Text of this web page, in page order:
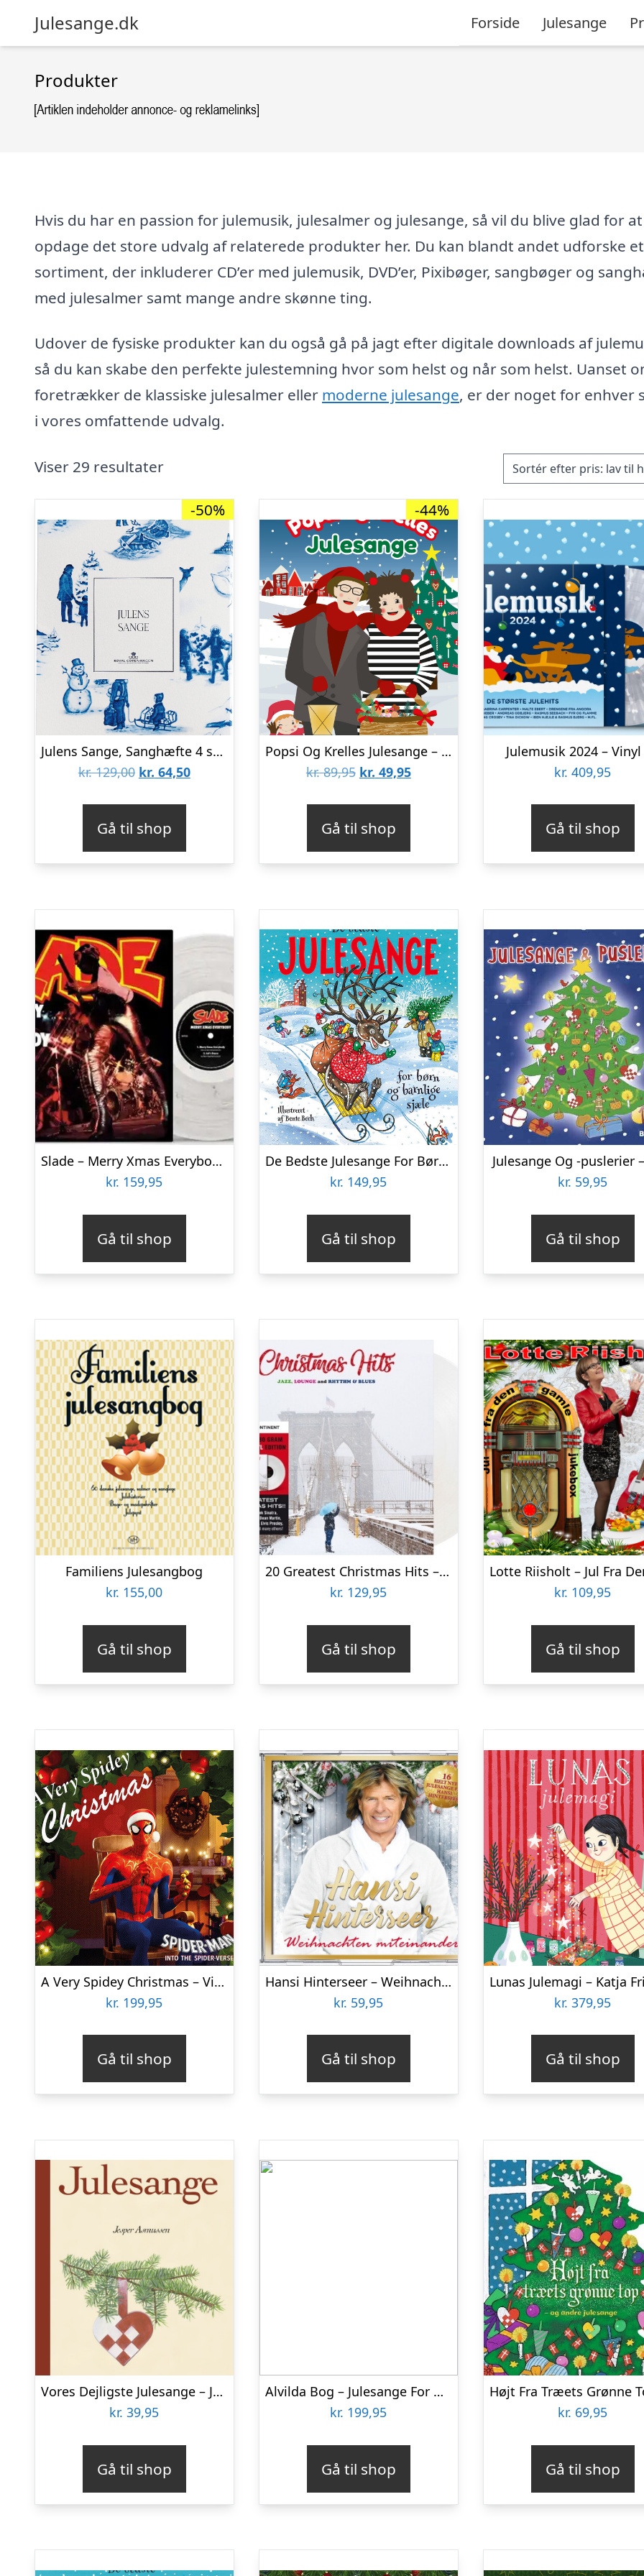
Julesange.dk Forside Julesange
Produkter
Hvis du har en passion for julemusik, julesalmer og julesange, så vil du blive glad for at
opdage det store udvalg af relaterede produkter her. Du kan blandt andet udforske et
sortiment, der inkluderer CD’er med julemusik, DVD’er, Pixibøger, sangbøger og
med julesalmer samt mange andre skønne ting.
Udover de fysiske produkter kan du også gå på jagt efter digitale downloads af
så du kan skabe den perfekte julestemning hvor som helst og når som helst. Uanset
foretrækker de klassiske julesalmer eller moderne julesange, er der noget for enhver
i vores omfattende udvalg.
Viser 29 resultater
-50%
Julens Sange, Sanghæfte 4 stk.
kr.129,00 Den
var:
kr. 129,00.
kr. 64,50Den
kr. 64,50.
Gå til shop
-44%
Popsi Og Krelles Julesange – Bog
kr.89,95 Den
var:
kr. 89,95.
kr. 49,95Den
kr. 49,95.
Gå til shop
Julemusik 2024 –
kr. 409,95
Gå til shop
Slade – Merry Xmas Everybody – Vinyl Lp
kr. 159,95
Gå til shop
De Bedste Julesange For Børn Og Barnlige Sjæle – Bente Bech – Bog
kr. 149,95
Gå til shop
Julesange Og -puslerier
kr. 59,95
Gå til shop
Familiens Julesangbog
kr. 155,00
Gå til shop
20 Greatest Christmas Hits – Vinyl Lp
kr. 129,95
Gå til shop
kr. 109,95
Gå til shop
A Very Spidey Christmas – Vinyl Lp
kr. 199,95
Gå til shop
Hansi Hinterseer – Weihnachten Miteinander – CD
kr. 59,95
Gå til shop
kr. 379,95
Gå til shop
Vores Dejligste Julesange – Jesper Asmussen – Bog
kr. 39,95
Gå til shop
Alvilda Bog – Julesange For Børn Og Barnlige Sjæle – Dansk
kr. 199,95
Gå til shop
kr. 69,95
Gå til shop